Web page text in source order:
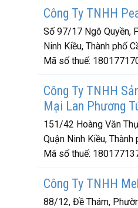
Công Ty TNHH
Số 97/17 Ngô Quyền,
Ninh Kiều, Thành phố
Mã số thuế:
Công Ty TNHH
Mại Lan Phương
151/42 Hoàng Văn
Quận Ninh Kiều, Thành
Mã số thuế:
Công Ty TNHH
88/12, Đề Thám,